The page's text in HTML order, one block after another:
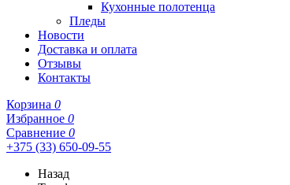
Кухонные полотенца
Пледы
Новости
Доставка и оплата
Отзывы
Контакты
Корзина 0
Избранное 0
Сравнение 0
+375 (33) 650-09-55
Назад